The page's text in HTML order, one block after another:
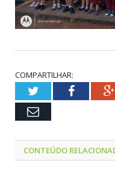
COMPARTILHAR:
TwitterFacebook
Email
CONTEÚDO